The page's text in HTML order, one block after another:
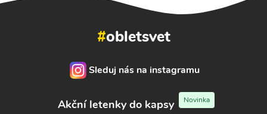
#obletsvet
Sleduj nás na instagramu
Akční letenky do kapsy Novinka